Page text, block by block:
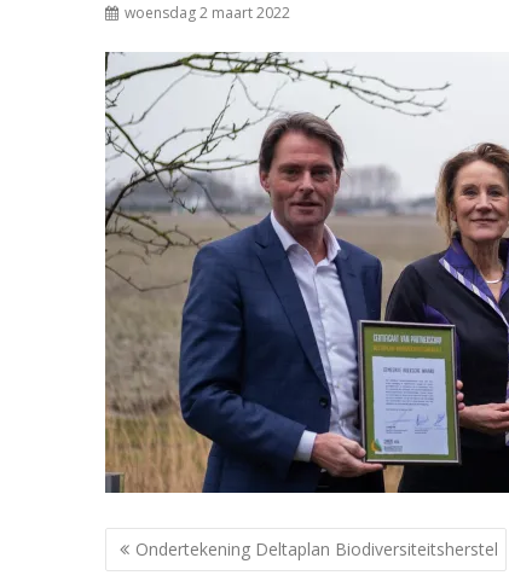
woensdag 2 maart 2022
Berichtnavigatie
Ondertekening Deltaplan Biodiversiteitsherstel